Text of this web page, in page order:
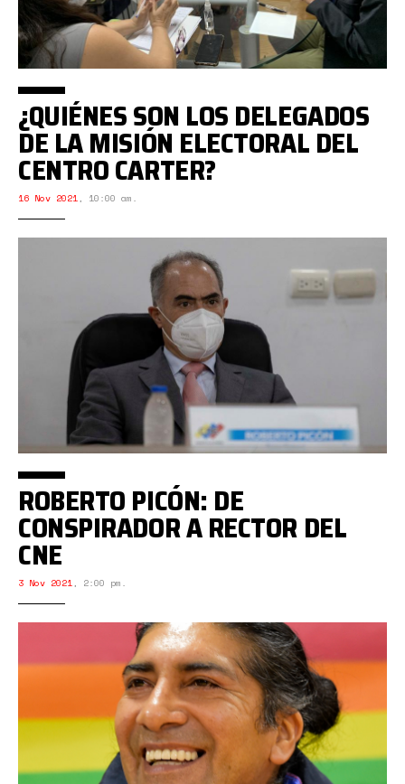
¿QUIÉNES SON LOS DELEGADOS
DE LA MISIÓN ELECTORAL DEL
CENTRO CARTER?
16 Nov 2021, 10:00 am.
ROBERTO PICÓN: DE
CONSPIRADOR A RECTOR DEL
CNE
3 Nov 2021, 2:00 pm.